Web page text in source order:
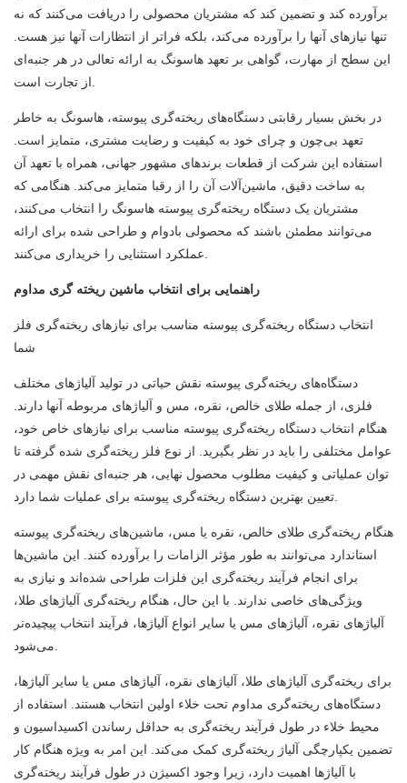
برآورده کند و تضمین کند که مشتریان محصولی را دریافت می‌کنند که نه
تنها نیازهای آنها را برآورده می‌کند، بلکه فراتر از انتظارات آنها نیز هست.
این سطح از مهارت، گواهی بر تعهد هاسونگ به ارائه تعالی در هر جنبه‌ای
از تجارت است.
در بخش بسیار رقابتی دستگاه‌های ریخته‌گری پیوسته، هاسونگ به خاطر
تعهد بی‌چون و چرای خود به کیفیت و رضایت مشتری، متمایز است.
استفاده این شرکت از قطعات برندهای مشهور جهانی، همراه با تعهد آن
به ساخت دقیق، ماشین‌آلات آن را از رقبا متمایز می‌کند. هنگامی که
مشتریان یک دستگاه ریخته‌گری پیوسته هاسونگ را انتخاب می‌کنند،
می‌توانند مطمئن باشند که محصولی بادوام و طراحی شده برای ارائه
عملکرد استثنایی را خریداری می‌کنند.
راهنمایی برای انتخاب ماشین ریخته گری مداوم
انتخاب دستگاه ریخته‌گری پیوسته مناسب برای نیازهای ریخته‌گری فلز
شما
دستگاه‌های ریخته‌گری پیوسته نقش حیاتی در تولید آلیاژهای مختلف
فلزی، از جمله طلای خالص، نقره، مس و آلیاژهای مربوطه آنها دارند.
هنگام انتخاب دستگاه ریخته‌گری پیوسته مناسب برای نیازهای خاص خود،
عوامل مختلفی را باید در نظر بگیرید. از نوع فلز ریخته‌گری شده گرفته تا
توان عملیاتی و کیفیت مطلوب محصول نهایی، هر جنبه‌ای نقش مهمی در
تعیین بهترین دستگاه ریخته‌گری پیوسته برای عملیات شما دارد.
هنگام ریخته‌گری طلای خالص، نقره یا مس، ماشین‌های ریخته‌گری پیوسته
استاندارد می‌توانند به طور مؤثر الزامات را برآورده کنند. این ماشین‌ها
برای انجام فرآیند ریخته‌گری این فلزات طراحی شده‌اند و نیازی به
ویژگی‌های خاصی ندارند. با این حال، هنگام ریخته‌گری آلیاژهای طلا،
آلیاژهای نقره، آلیاژهای مس یا سایر انواع آلیاژها، فرآیند انتخاب پیچیده‌تر
می‌شود.
برای ریخته‌گری آلیاژهای طلا، آلیاژهای نقره، آلیاژهای مس یا سایر آلیاژها،
دستگاه‌های ریخته‌گری مداوم تحت خلاء اولین انتخاب هستند. استفاده از
محیط خلاء در طول فرآیند ریخته‌گری به حداقل رساندن اکسیداسیون و
تضمین یکپارچگی آلیاژ ریخته‌گری کمک می‌کند. این امر به ویژه هنگام کار
با آلیاژها اهمیت دارد، زیرا وجود اکسیژن در طول فرآیند ریخته‌گری